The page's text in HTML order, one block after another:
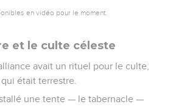
en vidéo pour le moment.
et le culte céleste
avait un rituel pour le culte,
était terrestre.
une tente — le tabernacle —